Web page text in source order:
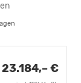
23.184,– €